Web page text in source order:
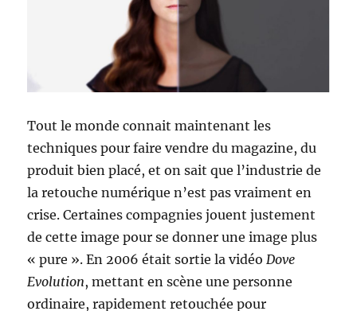
Tout le monde connait maintenant les
techniques pour faire vendre du magazine, du
produit bien placé, et on sait que l’industrie de
la retouche numérique n’est pas vraiment en
crise. Certaines compagnies jouent justement
de cette image pour se donner une image plus
« pure ». En 2006 était sortie la vidéoDove
Evolution, mettant en scène une personne
ordinaire, rapidement retouchée pour